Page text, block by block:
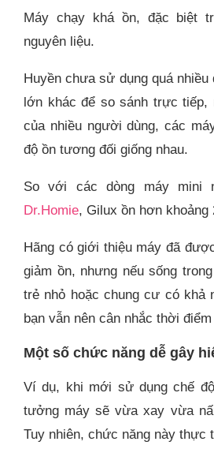
Máy chạy khá ồn, đặc biệt
nguyên liệu.
Huyền chưa sử dụng quá
lớn khác để so sánh trực tiếp,
của nhiều người dùng, các
độ ồn tương đối giống nhau.
So với các dòng máy mini
Dr.Homie, Gilux ồn hơn khoảng
Hãng có giới thiệu máy đã
giảm ồn, nhưng nếu sống
trẻ nhỏ hoặc chung cư có khả
bạn vẫn nên cân nhắc thời
Một số chức năng dễ gây
Ví dụ, khi mới sử dụng chế độ
tưởng máy sẽ vừa xay vừa
Tuy nhiên, chức năng này thực